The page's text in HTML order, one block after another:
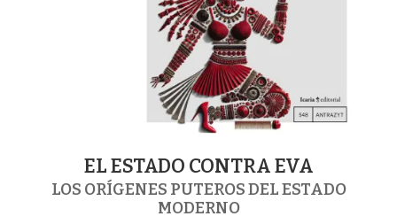
EL ESTADO CONTRA EVA
LOS ORÍGENES PUTEROS DEL ESTADO
MODERNO